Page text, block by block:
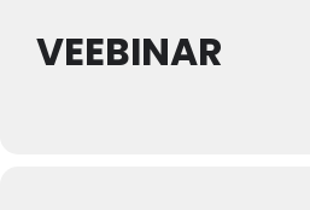
VEEBINAR